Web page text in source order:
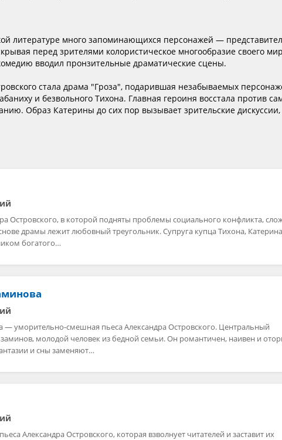
литературе много запоминающихся персонажей —
перед зрителями колористическое многообразие своего
вводил пронзительные драматические сцены.
стала драма "Гроза", подарившая незабываемых
и безвольного Тихона. Главная героиня восстала против
Образ Катерины до сих пор вызывает зрительские
Островского, в которой подняты проблемы социального конфликта,
драмы лежит любовный треугольник. Супруга купца Тихона,
богатого…
— уморительно-смешная пьеса Александра Островского. Центральный
молодой человек из бедной семьи. Он романтичен, наивен и
и сны заменяют…
Александра Островского, которая взволнует читателей и заставит их